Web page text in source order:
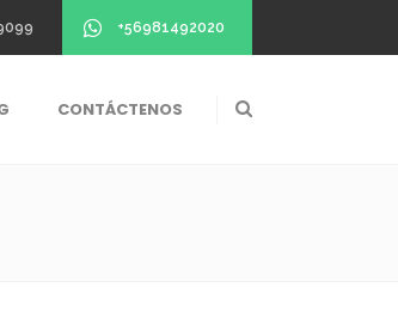
+56981492020
CONTÁCTENOS